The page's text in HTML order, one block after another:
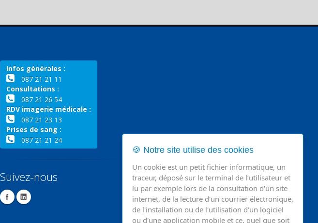
Infos générales :
087 21 21 11
Consultations :
087 21 26 54
RDV imagerie médicale :
087 21 23 13
Prises de sang :
087 21 21 24
Suivez-nous
🍪 Notre site utilise des cookies
Un cookie est un petit fichier informatique, un
traceur, déposé sur le terminal de l’utilisateur et
lu par exemple lors de la consultation d'un site
internet, de la lecture d'un courrier électronique,
de l'installation ou de l'utilisation d'un logiciel
ou d'une application mobile et ce, quel que soit